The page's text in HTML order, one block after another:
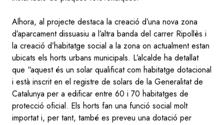
Alhora, al projecte destaca la creació d’una nova zona
d’aparcament dissuasiu a l’altra banda del carrer Ripollès i
la creació d’habitatge social a la zona on actualment estan
ubicats els horts urbans municipals. L’alcalde ha detallat
que “aquest és un solar qualificat com habitatge dotacional
i està inscrit en el registre de solars de la Generalitat de
Catalunya per a edificar entre 60 i 70 habitatges de
protecció oficial. Els horts fan una funció social molt
importat i, per tant, també es preveu una dotació per